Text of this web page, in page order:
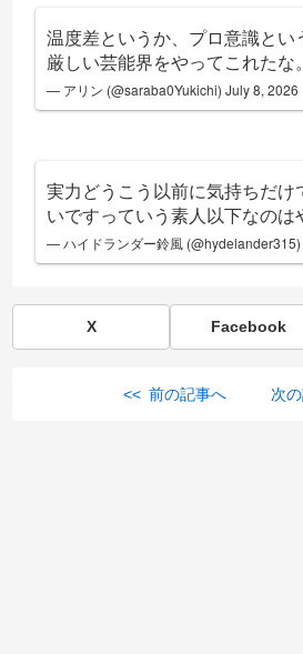
温度差というか、プロ意識とい
厳しい芸能界をやってこれたな。
— アリン (@saraba0Yukichi)July 8, 2026
実力どうこう以前に気持ちだけ
いですっていう素人以下なのは
— ハイドランダー鈴風
X Facebook
<< 前の記事へ 次